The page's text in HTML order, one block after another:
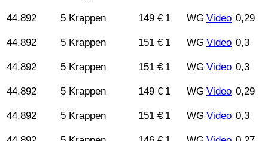
44.892 5 Krappen 149 € 1 WG Video 0,29
44.892 5 Krappen 151 € 1 WG Video 0,3
44.892 5 Krappen 151 € 1 WG Video 0,3
44.892 5 Krappen 149 € 1 WG Video 0,29
44.892 5 Krappen 151 € 1 WG Video 0,3